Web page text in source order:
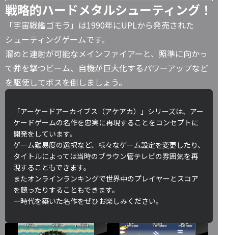
戦略的ハードメタルシューティング！
「宇宙戦艦ゴモラ」は1990年にUPLから発売された
シューティングゲームです。
溜めと連射が可能なメインファイアーと、照準に向かっ
て弾を撃つビーム、自機が巨大化するパワーアップなど
を駆使してボスを倒しましょう。
「アーケードアーカイブス（アケアカ）」シリーズは、アー
ケードゲームの名作を忠実に再現することをコンセプトに
開発をしています。
ゲーム難易度の選択など、様々なゲーム設定を変更したり、
タイトルによっては当時のブラウン管テレビの雰囲気を再
現することもできます。
またオンラインランキングで世界中のプレイヤーとスコア
を競ったりすることもできます。
一時代を築いた名作をぜひお楽しみください。